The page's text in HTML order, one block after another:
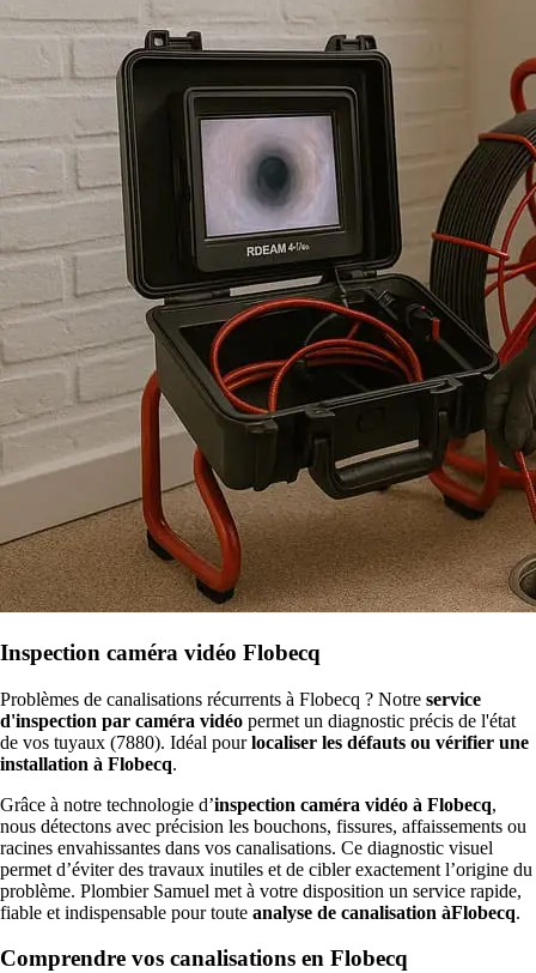
Inspection caméra vidéo Flobecq
Problèmes de canalisations récurrents à Flobecq ? Notre service
d'inspection par caméra vidéo permet un diagnostic précis de l'état
de vos tuyaux (7880). Idéal pourlocaliser les défauts ou vérifier une
installation à Flobecq.
Grâce à notre technologie d’inspection caméra vidéo à Flobecq,
nous détectons avec précision les bouchons, fissures, affaissements ou
racines envahissantes dans vos canalisations. Ce diagnostic visuel
permet d’éviter des travaux inutiles et de cibler exactement l’origine du
problème. Plombier Samuel met à votre disposition un service rapide,
fiable et indispensable pour toute analyse de canalisation àFlobecq.
Comprendre vos canalisations en Flobecq